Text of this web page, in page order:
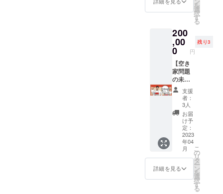
ます。
※メール
にて宿
泊予約
の際に
必要な
コード
を送ら
せてい
ただき
ますの
で、大
切に保
管して
くださ
い。
万円で
宿泊し
だける
リター
ン！魅
力の詰
まった
鳥羽市
が一泊
では物
足りな
い！と
いう方
向け。
宿泊券
として
大切な
方への
プレゼ
ントも
できま
す！魅
を
選
択
す
る
200
,00
0 円
残り3
【空き
家問題
の未来
を託
す
200,000
円（限
組）】
らいお
ん大家
のエプ
ロンに
あなた
の名前
（もし
支援
者：
3人
お届
け予
定：
2023
年04
月
詳細を見る
こ
の
リ
タ
ー
ン
を
選
択
す
る